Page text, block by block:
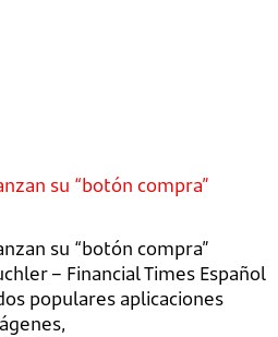
su “botón compra”
su “botón compra”
– Financial Times Español
populares aplicaciones